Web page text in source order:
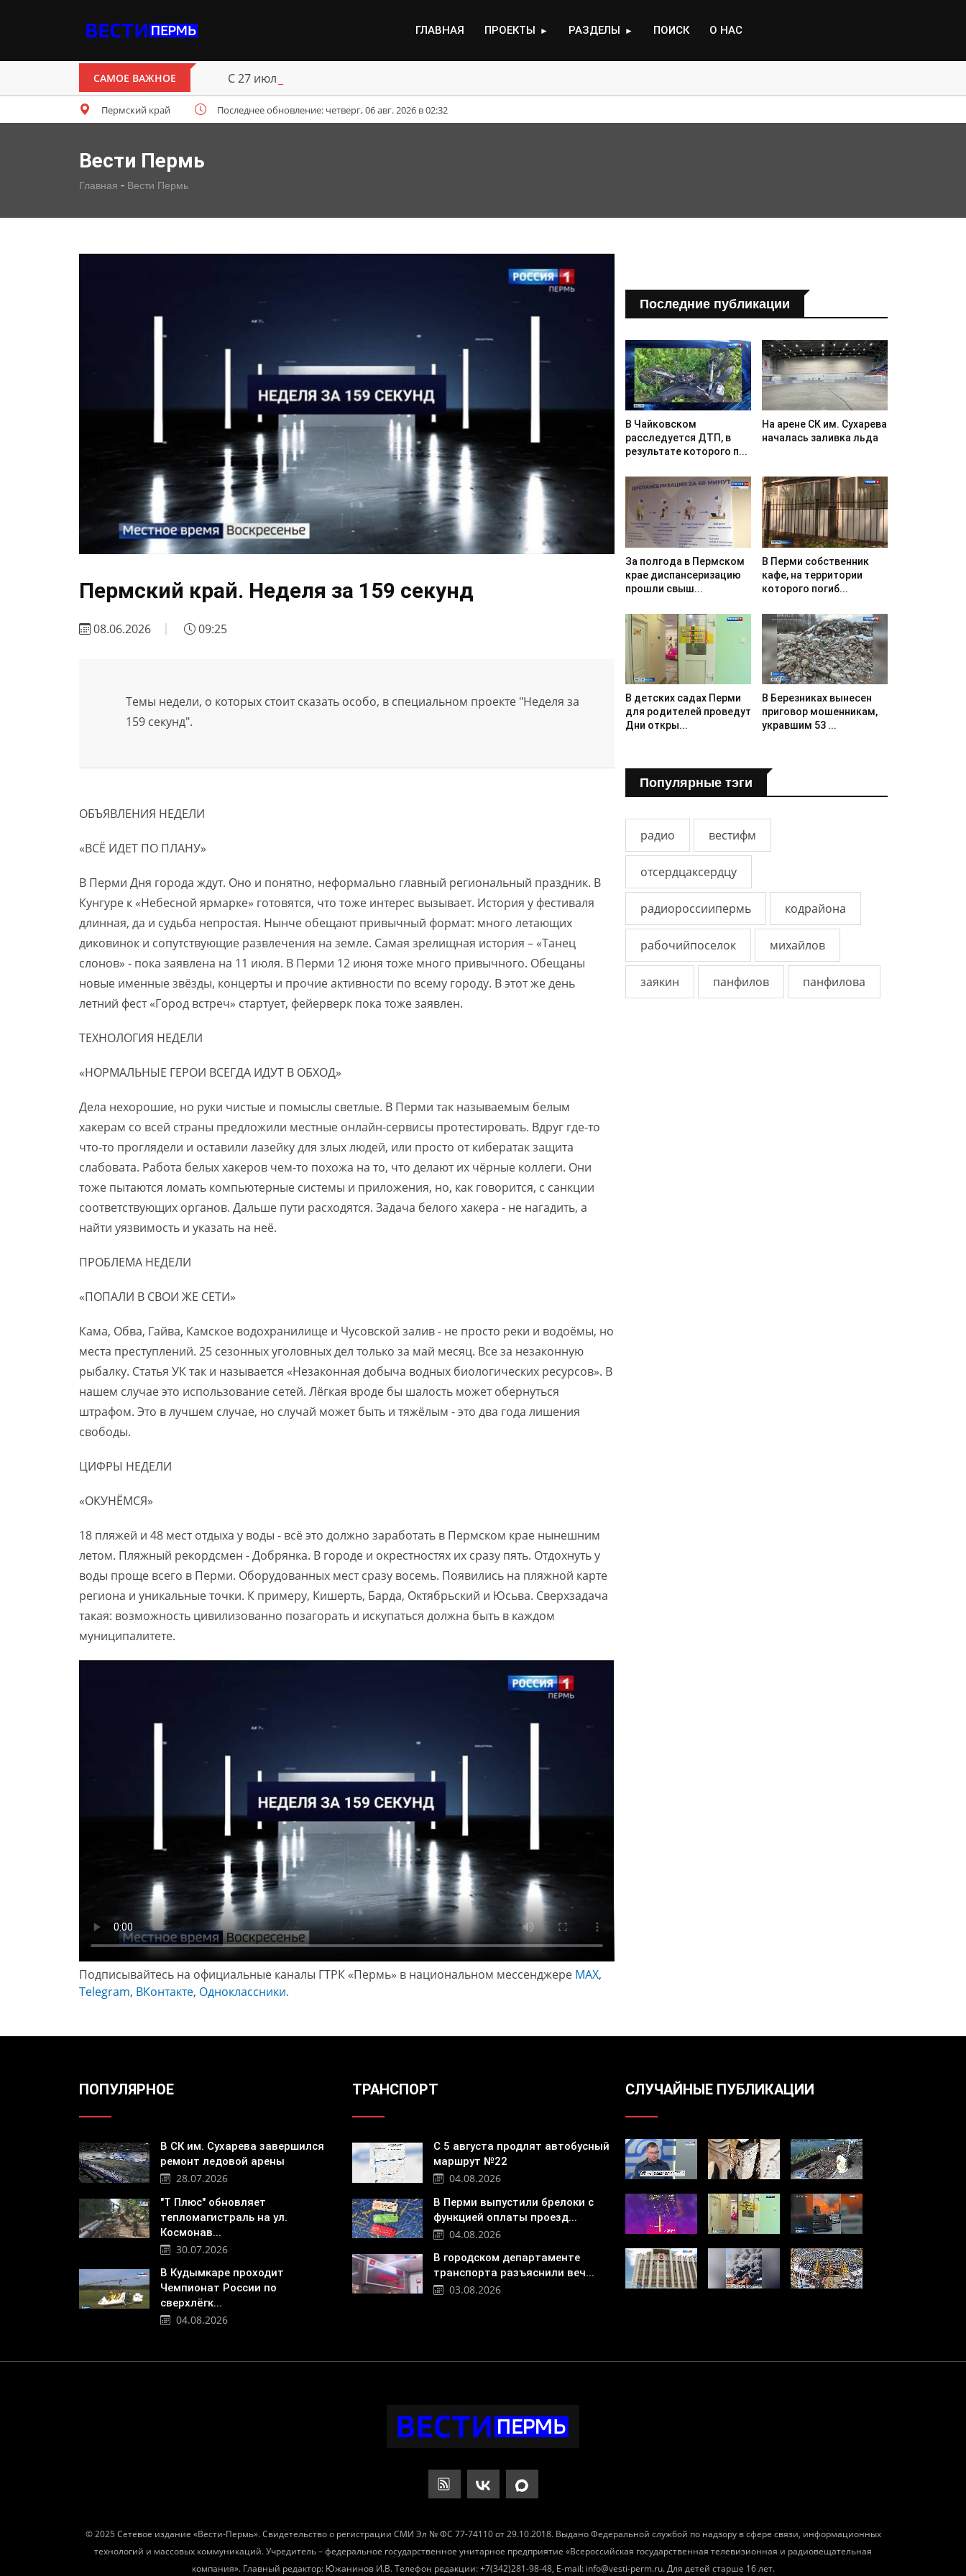
ГЛАВНАЯ ПРОЕКТЫ ► РАЗДЕЛЫ ► ПОИСК О НАС
САМОЕ ВАЖНОЕ С 27 июля начнут выплачивать единовременную материальную помощь пострадавшим от паводка
Пермский край Последнее обновление: четверг, 06 авг. 2026 в 02:32
Вести Пермь
Главная - Вести Пермь
Пермский край. Неделя за 159 секунд
08.06.2026 09:25
Темы недели, о которых стоит сказать особо, в специальном проекте "Неделя за
159 секунд".
ОБЪЯВЛЕНИЯ НЕДЕЛИ
«ВСЁ ИДЕТ ПО ПЛАНУ»
В Перми Дня города ждут. Оно и понятно, неформально главный региональный праздник. В
Кунгуре к «Небесной ярмарке» готовятся, что тоже интерес вызывает. История у фестиваля
длинная, да и судьба непростая. Нынче обещают привычный формат: много летающих
диковинок и сопутствующие развлечения на земле. Самая зрелищная история – «Танец
слонов» - пока заявлена на 11 июля. В Перми 12 июня тоже много привычного. Обещаны
новые именные звёзды, концерты и прочие активности по всему городу. В этот же день
летний фест «Город встреч» стартует, фейерверк пока тоже заявлен.
ТЕХНОЛОГИЯ НЕДЕЛИ
«НОРМАЛЬНЫЕ ГЕРОИ ВСЕГДА ИДУТ В ОБХОД»
Дела нехорошие, но руки чистые и помыслы светлые. В Перми так называемым белым
хакерам со всей страны предложили местные онлайн-сервисы протестировать. Вдруг где-то
что-то проглядели и оставили лазейку для злых людей, или просто от кибератак защита
слабовата. Работа белых хакеров чем-то похожа на то, что делают их чёрные коллеги. Они
тоже пытаются ломать компьютерные системы и приложения, но, как говорится, с санкции
соответствующих органов. Дальше пути расходятся. Задача белого хакера - не нагадить, а
найти уязвимость и указать на неё.
ПРОБЛЕМА НЕДЕЛИ
«ПОПАЛИ В СВОИ ЖЕ СЕТИ»
Кама, Обва, Гайва, Камское водохранилище и Чусовской залив - не просто реки и водоёмы, но
места преступлений. 25 сезонных уголовных дел только за май месяц. Все за незаконную
рыбалку. Статья УК так и называется «Незаконная добыча водных биологических ресурсов». В
нашем случае это использование сетей. Лёгкая вроде бы шалость может обернуться
штрафом. Это в лучшем случае, но случай может быть и тяжёлым - это два года лишения
свободы.
ЦИФРЫ НЕДЕЛИ
«ОКУНЁМСЯ»
18 пляжей и 48 мест отдыха у воды - всё это должно заработать в Пермском крае нынешним
летом. Пляжный рекордсмен - Добрянка. В городе и окрестностях их сразу пять. Отдохнуть у
воды проще всего в Перми. Оборудованных мест сразу восемь. Появились на пляжной карте
региона и уникальные точки. К примеру, Кишерть, Барда, Октябрьский и Юсьва. Сверхзадача
такая: возможность цивилизованно позагорать и искупаться должна быть в каждом
муниципалитете.
Подписывайтесь на официальные каналы ГТРК «Пермь» в национальном мессенджере МАХ,
Telegram, ВКонтакте, Одноклассники.
Последние публикации
В Чайковском
расследуется ДТП, в
результате которого п...
На арене СК им. Сухарева
началась заливка льда
За полгода в Пермском
крае диспансеризацию
прошли свыш...
В Перми собственник
кафе, на территории
которого погиб...
В детских садах Перми
для родителей проведут
Дни откры...
В Березниках вынесен
приговор мошенникам,
укравшим 53 ...
Популярные тэги
радио вестифм
отсердцаксердцу
радиороссиипермь кодрайона
рабочийпоселок михайлов
заякин панфилов панфилова
ПОПУЛЯРНОЕ
В СК им. Сухарева завершился
ремонт ледовой арены
28.07.2026
"Т Плюс" обновляет
тепломагистраль на ул.
Космонав...
30.07.2026
В Кудымкаре проходит
Чемпионат России по
сверхлёгк...
04.08.2026
ТРАНСПОРТ
С 5 августа продлят автобусный
маршрут №22
04.08.2026
В Перми выпустили брелоки с
функцией оплаты проезд...
04.08.2026
В городском департаменте
транспорта разъяснили веч...
03.08.2026
СЛУЧАЙНЫЕ ПУБЛИКАЦИИ
© 2025 Сетевое издание «Вести-Пермь». Свидетельство о регистрации СМИ Эл № ФС 77-74110 от 29.10.2018. Выдано Федеральной службой по надзору в сфере связи, информационных
технологий и массовых коммуникаций. Учредитель – федеральное государственное унитарное предприятие «Всероссийская государственная телевизионная и радиовещательная
компания». Главный редактор: Южанинов И.В. Телефон редакции: +7(342)281-98-48, E-mail: info@vesti-perm.ru. Для детей старше 16 лет.